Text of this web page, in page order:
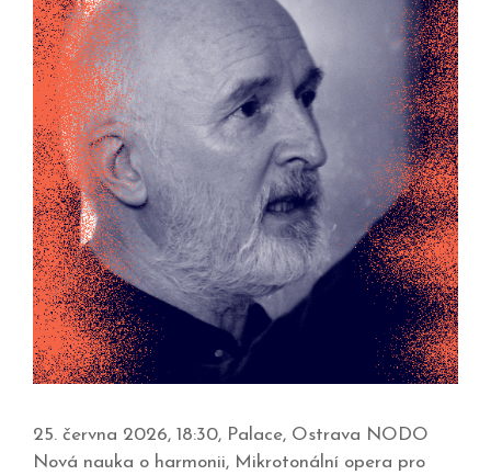
25. června 2026, 18:30, Palace, Ostrava NODO
Nová nauka o harmonii, Mikrotonální opera pro